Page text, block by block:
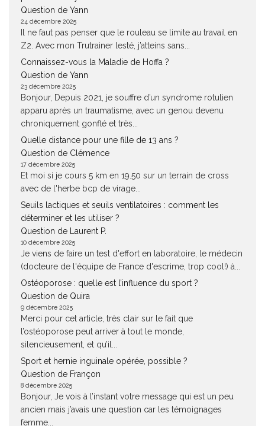
Question de Yann
24 décembre 2025
Il ne faut pas penser que le rouleau se limite au travail en
Z2. Avec mon Trutrainer lesté, j’atteins sans...
Connaissez-vous la Maladie de Hoffa ?
Question de Yann
23 décembre 2025
Bonjour, Depuis 2021, je souffre d’un syndrome rotulien
apparu après un traumatisme, avec un genou devenu
chroniquement gonflé et très...
Quelle distance pour une fille de 13 ans ?
Question de Clémence
17 décembre 2025
Et moi si je cours 5 km en 19.50 sur un terrain de cross
avec de l'herbe bcp de virage...
Seuils lactiques et seuils ventilatoires : comment les
déterminer et les utiliser ?
Question de Laurent P.
10 décembre 2025
Je viens de faire un test d'effort en laboratoire, le médecin
(docteure de l'équipe de France d'escrime, trop cool!) à...
Ostéoporose : quelle est l’influence du sport ?
Question de Quira
9 décembre 2025
Merci pour cet article, très clair sur le fait que
l’ostéoporose peut arriver à tout le monde,
silencieusement, et qu’il...
Sport et hernie inguinale opérée, possible ?
Question de Françon
8 décembre 2025
Bonjour, Je vois à l’instant votre message qui est un peu
ancien mais j’avais une question car les témoignages
femme...